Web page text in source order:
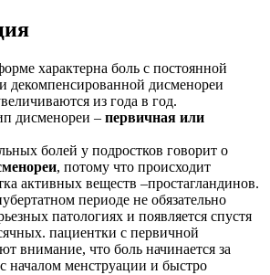
характерна боль с постоянной
декомпенсированной дисменореи
из года в год.
дисменореи – первичная или
болей у подростков говорит о
, потому что происходит
активных веществ –простагландинов.
периоде не обязательно
патологиях и появляется спустя
пациентки с первичной
внимание, что боль начинается за
началом менструации и быстро